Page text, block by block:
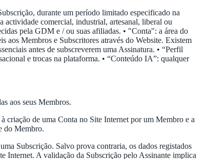
durante um período limitado especificado na
actividade comercial, industrial, artesanal, liberal ou
pela GDM e / ou suas afiliadas. • "Conta": a área do
aos Membros e Subscritores através do Website. Existem
antes de subscreverem uma Assinatura. • “Perfil
e trocas na plataforma. • “Conteúdo IA”: qualquer
aos seus Membros.
criação de uma Conta no Site Internet por um Membro e a
do Membro.
Subscrição. Salvo prova contraria, os dados registados
Internet. A validação da Subscrição pelo Assinante implica